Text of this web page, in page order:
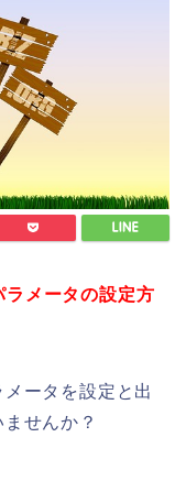
メータの設定方
ータ を設定と出
せんか？